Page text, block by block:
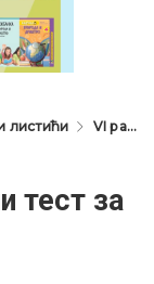
листићи VI разред
тест за